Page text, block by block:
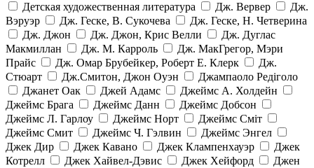
Детская художественная литература
Дж. Вервер
Дж.
Вэруэр
Дж. Геске, В. Сукочева
Дж. Геске, Н. Четверина
Дж. Джон
Дж. Джон, Крис Велли
Дж. Дуглас
Макмиллан
Дж. М. Карроль
Дж. МакГрегор, Мэри
Прайс
Дж. Омар Брубейкер, Роберт Е. Клерк
Дж.
Стюарт
Дж.Смитон, Джон Оуэн
Джампаоло Редіголо
Джанет Оак
Джей Адамс
Джеймс А. Холдейн
Джеймс Брага
Джеймс Данн
Джеймс Добсон
Джеймс Л. Гарлоу
Джеймс Норт
Джеймс Сміт
Джеймс Смит
Джеймс Ч. Гэлвин
Джеймс Энгел
Джек Дир
Джек Кавано Джек Клампенхауэр
Джек
Котрелл
Джек Хайвел-Дэвис Джек Хейфорд
Джен